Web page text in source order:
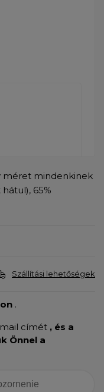
méret mindenkinek
65%
Szállítási lehetőségek
.
címét , és a
Önnel a